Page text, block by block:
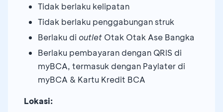
Tidak berlaku kelipatan
Tidak berlaku penggabungan struk
Berlaku di outlet Otak Otak Ase Bangka
Berlaku pembayaran dengan QRIS di
myBCA, termasuk dengan Paylater di
myBCA & Kartu Kredit BCA
Lokasi: